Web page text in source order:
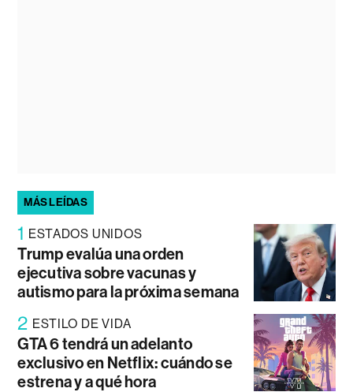
MÁS LEÍDAS
1 ESTADOS UNIDOS
Trump evalúa una orden
ejecutiva sobre vacunas y
autismo para la próxima semana
2 ESTILO DE VIDA
GTA 6 tendrá un adelanto
exclusivo en Netflix: cuándo se
estrena y a qué hora